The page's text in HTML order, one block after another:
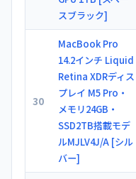
スブラック]
30
MacBook Pro
14.2インチ Liquid
Retina XDRディス
プレイ M5 Pro・
メモリ24GB・
SSD2TB搭載モデ
ルMJLV4J/A [シル
バー]